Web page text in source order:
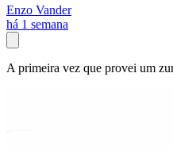
Enzo Vander
há 1 semana
A primeira vez que provei um